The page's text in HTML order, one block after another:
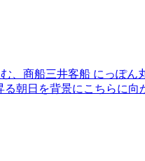
商船三井客船 にっぽん
る朝日を背景にこちらに